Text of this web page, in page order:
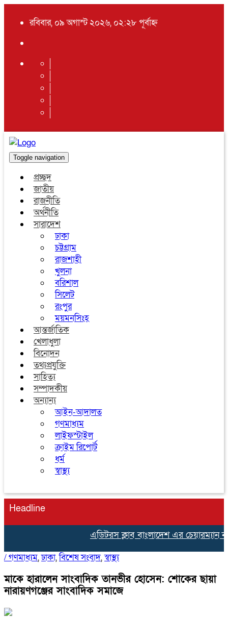
রবিবার, ০৯ অগাস্ট ২০২৬, ০২:২৮ পূর্বাহ্ন
Toggle navigation
প্রচ্ছদ
জাতীয়
রাজনীতি
অর্থনীতি
সারাদেশ
ঢাকা
চট্টগ্রাম
রাজশাহী
খুলনা
বরিশাল
সিলেট
রংপুর
ময়মনসিংহ
আন্তর্জাতিক
খেলাধুলা
বিনোদন
তথ্যপ্রযুক্তি
সাহিত্য
সম্পাদকীয়
অন্যান্য
আইন-আদালত
গণমাধ্যম
লাইফস্টাইল
ক্রাইম রিপোর্ট
ধর্ম
স্বাস্থ্য
Headline
এডিটরস ক্লাব বাংলাদেশ এর চেয়ারম্যান
/গণমাধ্যম,ঢাকা,বিশেষ সংবাদ,স্বাস্থ্য
মাকে হারালেন সাংবাদিক তানভীর হোসেন: শোকের ছায়া
নারায়ণগঞ্জের সাংবাদিক সমাজে